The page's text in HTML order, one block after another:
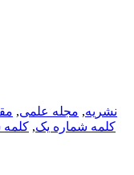
نشریه, مجله علمی,
کلمه شماره یک,